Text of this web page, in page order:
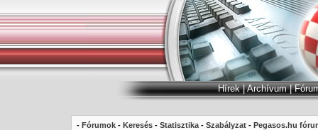
Hírek|Archívum|
- Fórumok - Keresés - Statisztika - Szabályzat - Pegasos.hu